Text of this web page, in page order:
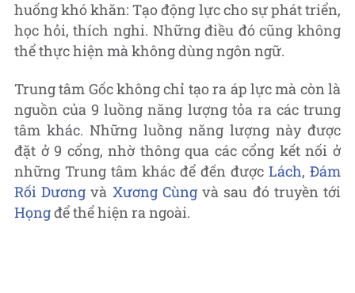
huống khó khăn: Tạo động lực cho sự phát triển,
học hỏi, thích nghi. Những điều đó cũng không
thể thực hiện mà không dùng ngôn ngữ.
Trung tâm Gốc không chỉ tạo ra áp lực mà còn là
nguồn của 9 luồng năng lượng tỏa ra các trung
tâm khác. Những luồng năng lượng này được
đặt ở 9 cổng, nhờ thông qua các cổng kết nối ở
những Trung tâm khác để đến được Lách, Đám
Rối Dương và Xương Cùngvà sau đó truyền tới
Họngđể thể hiện ra ngoài.